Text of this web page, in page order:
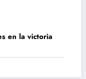
en la victoria